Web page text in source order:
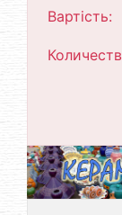
Вартість: